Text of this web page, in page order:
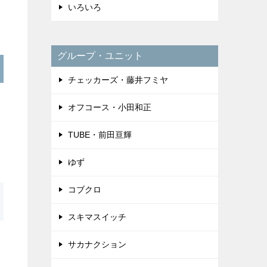
いろいろ
グループ・ユニット
チェッカーズ・藤井フミヤ
オフコース・小田和正
TUBE・前田亘輝
ゆず
コブクロ
スキマスイッチ
サカナクション